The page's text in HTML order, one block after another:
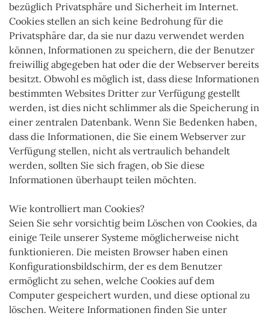
bezüglich Privatsphäre und Sicherheit im Internet.
Cookies stellen an sich keine Bedrohung für die
Privatsphäre dar, da sie nur dazu verwendet werden
können, Informationen zu speichern, die der Benutzer
freiwillig abgegeben hat oder die der Webserver bereits
besitzt. Obwohl es möglich ist, dass diese Informationen
bestimmten Websites Dritter zur Verfügung gestellt
werden, ist dies nicht schlimmer als die Speicherung in
einer zentralen Datenbank. Wenn Sie Bedenken haben,
dass die Informationen, die Sie einem Webserver zur
Verfügung stellen, nicht als vertraulich behandelt
werden, sollten Sie sich fragen, ob Sie diese
Informationen überhaupt teilen möchten.
Wie kontrolliert man Cookies?
Seien Sie sehr vorsichtig beim Löschen von Cookies, da
einige Teile unserer Systeme möglicherweise nicht
funktionieren. Die meisten Browser haben einen
Konfigurationsbildschirm, der es dem Benutzer
ermöglicht zu sehen, welche Cookies auf dem
Computer gespeichert wurden, und diese optional zu
löschen. Weitere Informationen finden Sie unter